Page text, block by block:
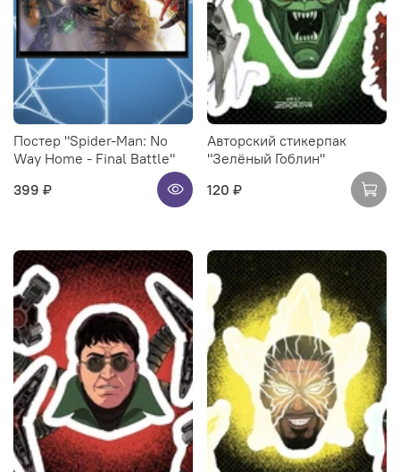
Постер "Spider-Man: No
Way Home - Final Battle"
399 ₽
Авторский стикерпак
"Зелёный Гоблин"
120 ₽